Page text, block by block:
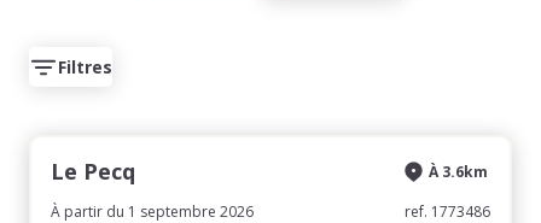
Filtres
Le Pecq
À partir du 1 septembre 2026
À 3.6km
ref. 1773486